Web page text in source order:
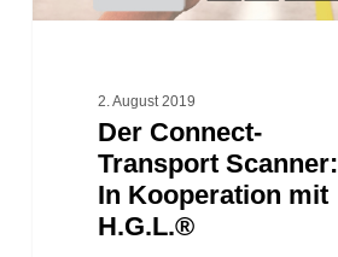
2. August 2019
Der Connect-
Transport Scanner:
In Kooperation mit
H.G.L.®